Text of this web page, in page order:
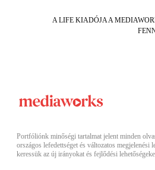
A LIFE KIADÓJA A
Portfóliónk minőségi tartalmat jelent minden
országos lefedettséget és változatos megjelenési
keressük az új irányokat és fejlődési